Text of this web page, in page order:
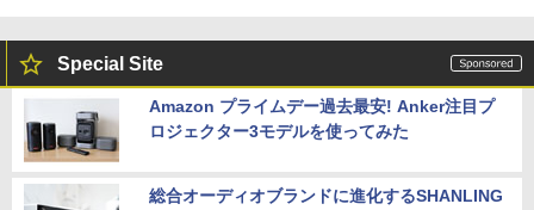
Special Site
Amazon プライムデー過去最安! Anker注目プ
ロジェクター3モデルを使ってみた
総合オーディオブランドに進化するSHANLING